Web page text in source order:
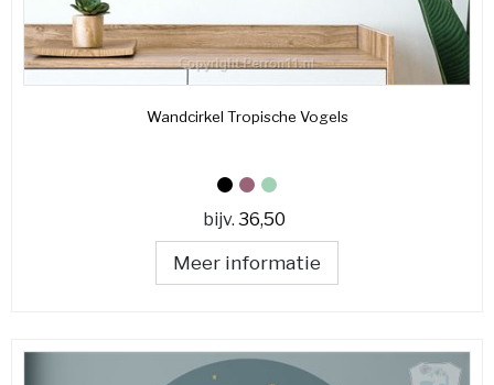
Wandcirkel Tropische Vogels
bijv. 36,50
Meer informatie